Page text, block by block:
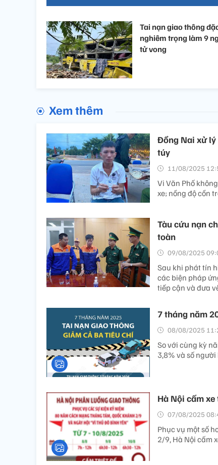
Tai nạn giao thông
nghiêm trọng làm 9
tử vong
Xem thêm
Đồng Nai xử lý
túy
11/08/2025
Vi Văn Phố
xe; nồng độ cồn
Tàu cứu nạn
toàn
09/08/2025
Sau khi phát tín
các biện pháp
tiếp cận và đưa
7 tháng năm
08/08/2025
So với cùng kỳ
3,8% và số
Hà Nội cấm
07/08/2025
Phục vụ một số
2/9, Hà Nội cấm